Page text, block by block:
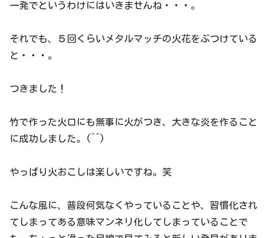
一発でというわけにはいきませんね・・・。
それでも、５回くらいメタルマッチの火花をぶつけている
と・・・。
つきました！
竹で作った火口にも無事に火がつき、大きな炎を作ること
に成功しました。(^^)
やっぱり火おこしは楽しいですね。笑
こんな風に、普段何気なくやっていることや、習慣化され
てしまってある意味マンネリ化してしまっていることで